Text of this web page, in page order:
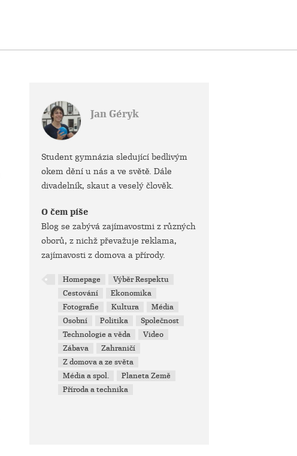
Jan Géryk
Student gymnázia sledující bedlivým
okem dění u nás a ve světě. Dále
divadelník, skaut a veselý člověk.
O čem píše
Blog se zabývá zajímavostmi z různých
oborů, z nichž převažuje reklama,
zajímavosti z domova a přírody.
Homepage
Výběr Respektu
Cestování
Ekonomika
Fotografie
Kultura
Média
Osobní
Politika
Společnost
Technologie a věda
Video
Zábava
Zahraničí
Z domova a ze světa
Média a spol.
Planeta Země
Příroda a technika